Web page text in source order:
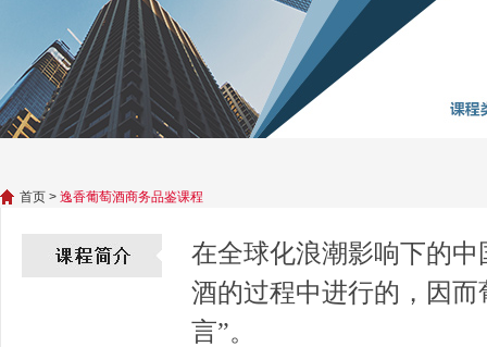
首页 > 逸香葡萄酒商务品鉴课程
在全球化浪潮影响下的
酒的过程中进行的，因
言”。